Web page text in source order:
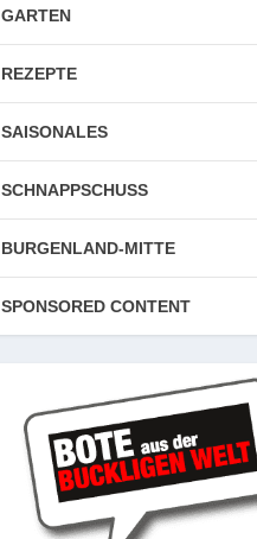
GARTEN
REZEPTE
SAISONALES
SCHNAPPSCHUSS
BURGENLAND-MITTE
SPONSORED CONTENT